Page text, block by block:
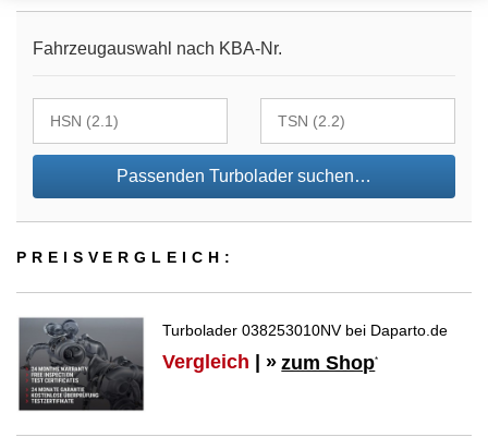
Fahrzeugauswahl nach KBA-Nr.
Passenden Turbolader suchen…
PREIS­VER­GLEICH:
Turbolader 038253010NV bei Daparto.de
Vergleich | » zum Shop*